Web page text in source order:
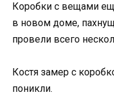
Коробки с вещами
в новом доме,
провели всего
Костя замер с
поникли.